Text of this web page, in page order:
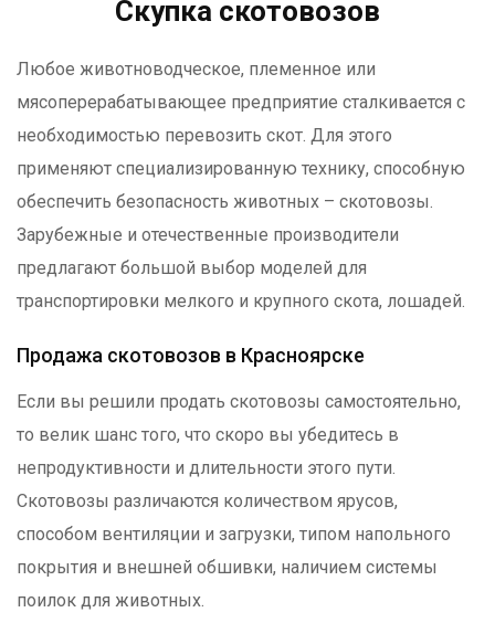
Скупка скотовозов
Любое животноводческое, племенное или
мясоперерабатывающее предприятие сталкивается с
необходимостью перевозить скот. Для этого
применяют специализированную технику, способную
обеспечить безопасность животных – скотовозы.
Зарубежные и отечественные производители
предлагают большой выбор моделей для
транспортировки мелкого и крупного скота, лошадей.
Продажа скотовозов в Красноярске
Если вы решили продать скотовозы самостоятельно,
то велик шанс того, что скоро вы убедитесь в
непродуктивности и длительности этого пути.
Скотовозы различаются количеством ярусов,
способом вентиляции и загрузки, типом напольного
покрытия и внешней обшивки, наличием системы
поилок для животных.